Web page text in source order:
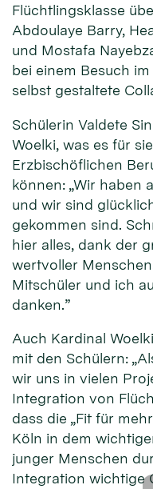
Flüchtlingsklasse
Abdoulaye Barry,
und Mostafa
bei einem Besuch
selbst gestaltete
Schülerin Valdete
Woelki, was es für
Erzbischöflichen
können: „Wir haben
und wir sind
gekommen sind.
hier alles, dank der
wertvoller
Mitschüler und ich
danken.”
Auch Kardinal
mit den Schülern:
wir uns in vielen
Integration von
dass die „Fit für
Köln in dem
junger Menschen
Integration wichtige